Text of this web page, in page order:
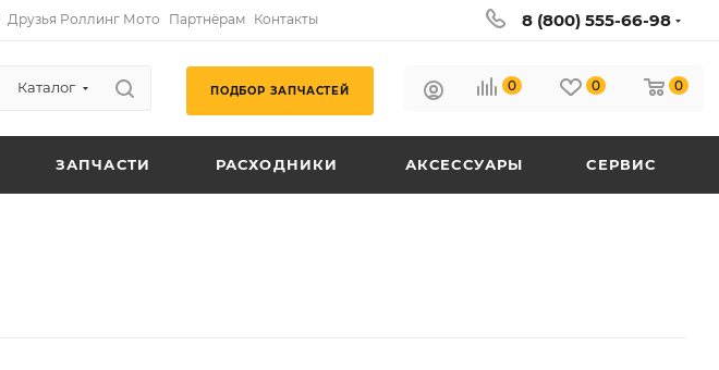
Друзья Роллинг Мото Партнёрам Контакты 8 (800) 555-66-98
Каталог ПОДБОР ЗАПЧАСТЕЙ 0 0 0
ЗАПЧАСТИ РАСХОДНИКИ АКСЕССУАРЫ СЕРВИС